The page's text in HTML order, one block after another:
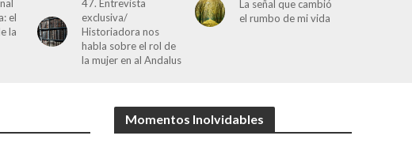
el
la
47. Entrevista
exclusiva/
Historiadora nos
habla sobre el rol de
la mujer en al Andalus
La señal que cambió
el rumbo de mi vida
Momentos Inolvidables